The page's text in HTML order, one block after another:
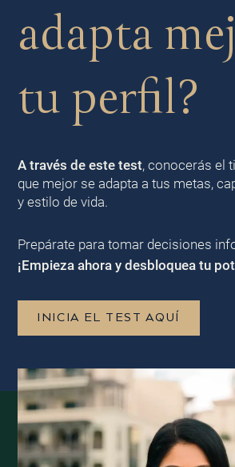
adapta
tu perfil?
A través de este test, conocerás el
que mejor se adapta a tus metas,
y estilo de vida.
Prepárate para tomar decisiones
¡Empieza ahora y desbloquea tu
INICIA EL TEST AQUÍ